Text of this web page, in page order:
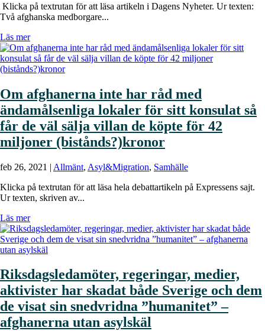
Klicka på textrutan för att läsa artikeln i Dagens Nyheter. Ur texten:
Två afghanska medborgare...
Läs mer
Om afghanerna inte har råd med
ändamålsenliga lokaler för sitt konsulat så
får de väl sälja villan de köpte för 42
miljoner (bistånds?)kronor
feb 26, 2021 | Allmänt, Asyl&Migration, Samhälle
Klicka på textrutan för att läsa hela debattartikeln på Expressens sajt.
Ur texten, skriven av...
Läs mer
Riksdagsledamöter, regeringar, medier,
aktivister har skadat både Sverige och dem
de visat sin snedvridna ”humanitet” –
afghanerna utan asylskäl